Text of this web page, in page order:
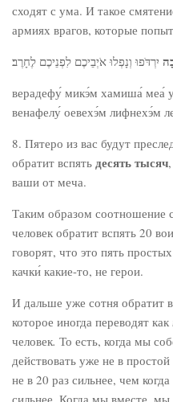
сходят с ума. И такое
армиях врагов, которые
יִרְדֹּפוּ וְנָפְלוּ אֹיְבֵיכֶם לִפְנֵיכֶם לֶחָרֶב׃
верадефу́ микэ́м хамиша́ меа́
венафелу́ оевехэ́м лифнехэ́м
8. Пятеро из вас будут
обратит вспять десять тысяч
ваши от меча.
Таким образом соотношение
человек обратит вспять 20
говорят, что это пять
качки́ какие-то, не герои.
И дальше уже сотня обратит
которое иногда переводят как
человек. То есть, когда мы
действовать уже не в
не в 20 раз сильнее, чем
сильнее. Когда мы вместе,